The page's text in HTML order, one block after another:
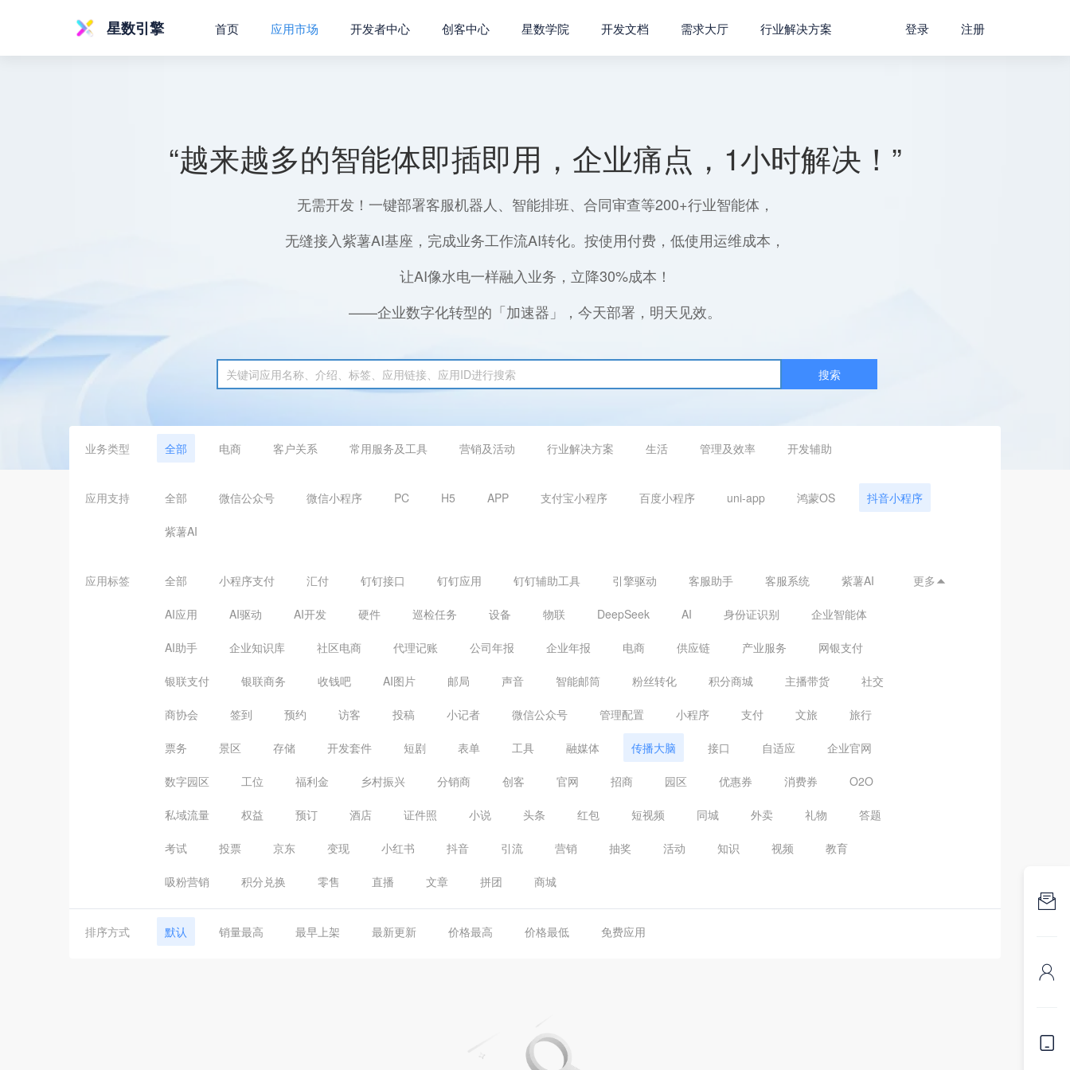
星数引擎 首页 应用市场 开发者中心 创客中心 星数学院 开发文档 需求大厅 行业解决方案 登录 注册
“越来越多的智能体即插即用，企业痛点，1小时解决！”
无需开发！一键部署客服机器人、智能排班、合同审查等200+行业智能体，
无缝接入紫薯AI基座，完成业务工作流AI转化。按使用付费，低使用运维成本，
让AI像水电一样融入业务，立降30%成本！
——企业数字化转型的「加速器」，今天部署，明天见效。
搜索
业务类型 全部 电商 客户关系 常用服务及工具 营销及活动 行业解决方案 生活 管理及效率 开发辅助
应用支持 全部 微信公众号 微信小程序 PC H5 APP 支付宝小程序 百度小程序 uni-app 鸿蒙OS 抖音小程序
紫薯AI
应用标签 全部 小程序支付 汇付 钉钉接口 钉钉应用 钉钉辅助工具 引擎驱动 客服助手 客服系统 紫薯AI
AI应用 AI驱动 AI开发 硬件 巡检任务 设备 物联 DeepSeek AI 身份证识别 企业智能体
AI助手 企业知识库 社区电商 代理记账 公司年报 企业年报 电商 供应链 产业服务 网银支付
银联支付 银联商务 收钱吧 AI图片 邮局 声音 智能邮筒 粉丝转化 积分商城 主播带货 社交
商协会 签到 预约 访客 投稿 小记者 微信公众号 管理配置 小程序 支付 文旅 旅行
票务 景区 存储 开发套件 短剧 表单 工具 融媒体 传播大脑 接口 自适应 企业官网
数字园区 工位 福利金 乡村振兴 分销商 创客 官网 招商 园区 优惠券 消费券 O2O
私域流量 权益 预订 酒店 证件照 小说 头条 红包 短视频 同城 外卖 礼物 答题
考试 投票 京东 变现 小红书 抖音 引流 营销 抽奖 活动 知识 视频 教育
吸粉营销 积分兑换 零售 直播 文章 拼团 商城
更多 
排序方式 默认 销量最高 最早上架 最新更新 价格最高 价格最低 免费应用


